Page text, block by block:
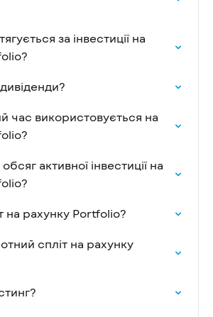
за інвестиції на
час використовується на
активної інвестиції на
на рахунку Portfolio?
спліт на рахунку